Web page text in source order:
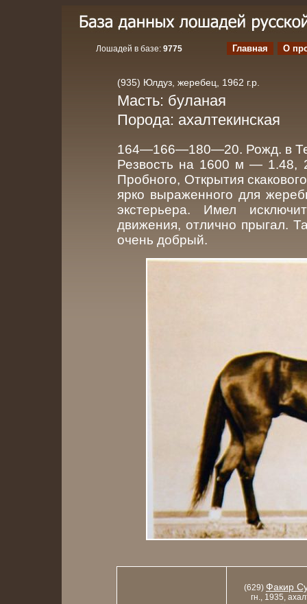
Лошадей в базе: 9775 Главная О
(935) Юлдуз, жеребец, 1962 г.р.
Масть: буланая
Порода: ахалтекинская
164—166—180—20. Рожд. в
Резвость на 1600 м —
Пробного, Открытия
ярко выраженного для
экстерьера. Имел
движения, отлично прыгал.
очень добрый.
(629) Факир
гн., 1935,